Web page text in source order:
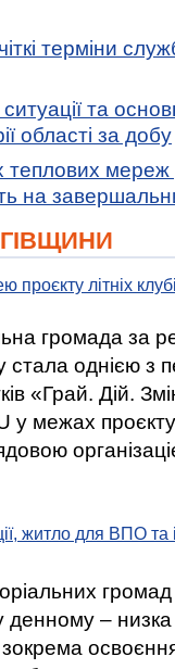
терміни
та
області за добу
теплових мереж
на
проєкту літніх
громада за
стала однією
«Грай. Дій.
у межах
житло для ВПО
громад
денному –
освоєння